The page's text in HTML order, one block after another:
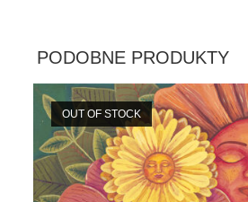
PODOBNE PRODUKTY
OUT OF STOCK